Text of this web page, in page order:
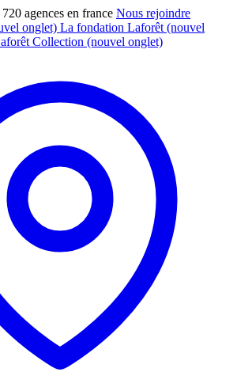
agences en france Nous rejoindre
onglet) La fondation Laforêt (nouvel
Collection (nouvel onglet)